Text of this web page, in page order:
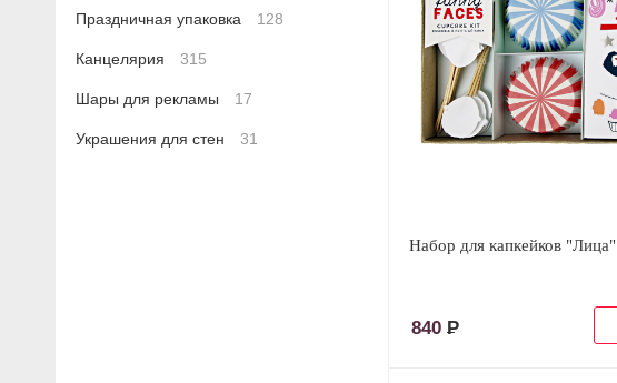
Набор для капкейков "Лица"
840 Р
Праздничная упаковка 128
Канцелярия 315
Шары для рекламы 17
Украшения для стен 31